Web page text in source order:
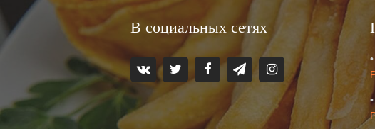
В социальных сетях
•
•